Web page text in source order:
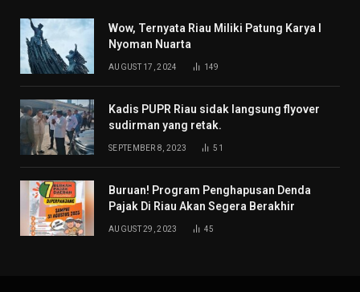
Wow, Ternyata Riau Miliki Patung Karya I
Nyoman Nuarta
AUGUST 17, 2024 149
Kadis PUPR Riau sidak langsung flyover
sudirman yang retak.
SEPTEMBER 8, 2023 51
Buruan! Program Penghapusan Denda
Pajak Di Riau Akan Segera Berakhir
AUGUST 29, 2023 45